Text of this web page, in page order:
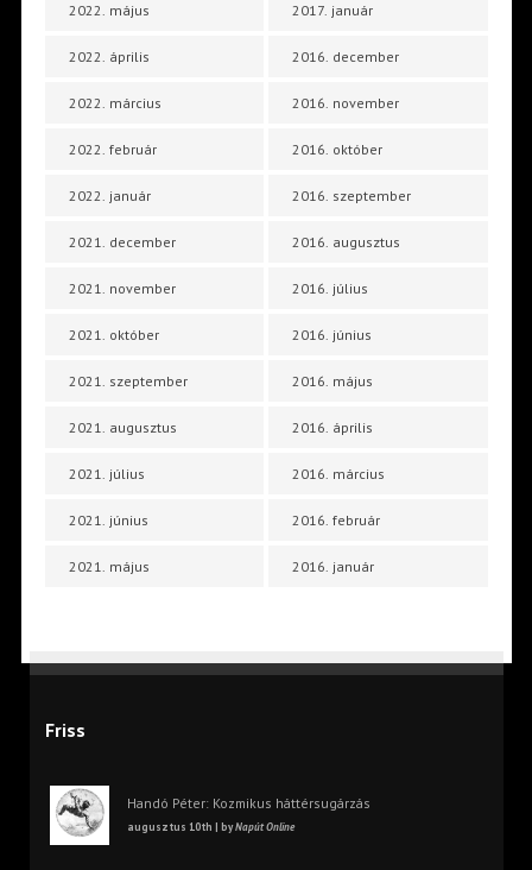
2022. május
2022. április
2022. március
2022. február
2022. január
2021. december
2021. november
2021. október
2021. szeptember
2021. augusztus
2021. július
2021. június
2021. május
2017. január
2016. december
2016. november
2016. október
2016. szeptember
2016. augusztus
2016. július
2016. június
2016. május
2016. április
2016. március
2016. február
2016. január
Friss
Handó Péter: Kozmikus háttérsugárzás
augusztus 10th | byNapút Online